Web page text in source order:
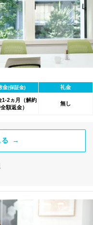
金(保証金) 礼金
1-2ヵ月（解約
額返金）
無し
る →